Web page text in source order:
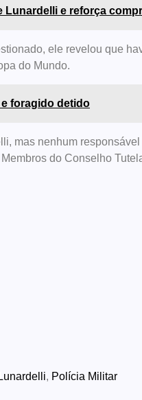
e reforça
ele revelou que
do Mundo.
foragido detido
mas nenhum
do Conselho
Lunardelli, Polícia Militar